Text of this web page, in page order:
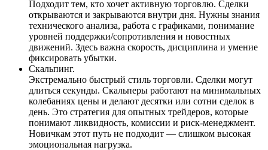
Подходит тем, кто хочет активную торговлю. Сделки
открываются и закрываются внутри дня. Нужны знания
технического анализа, работа с графиками, понимание
уровней поддержки/сопротивления и новостных
движений. Здесь важна скорость, дисциплина и умение
фиксировать убытки.
Скальпинг.
Экстремально быстрый стиль торговли. Сделки могут
длиться секунды. Скальперы работают на минимальных
колебаниях цены и делают десятки или сотни сделок в
день. Это стратегия для опытных трейдеров, которые
понимают ликвидность, комиссии и риск-менеджмент.
Новичкам этот путь не подходит — слишком высокая
эмоциональная нагрузка.